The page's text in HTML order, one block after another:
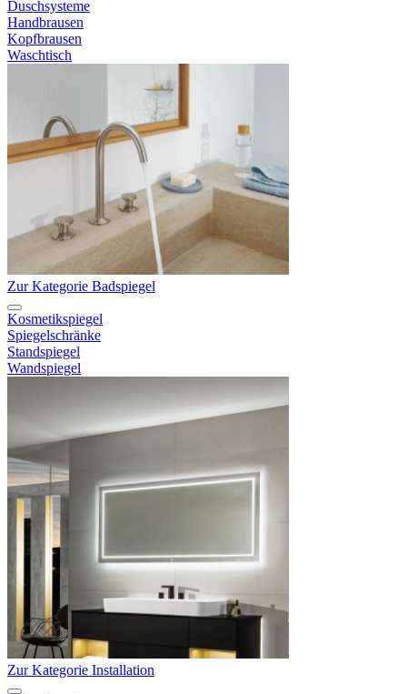
Duschsysteme
Handbrausen
Kopfbrausen
Waschtisch
Zur Kategorie Badspiegel
Kosmetikspiegel
Spiegelschränke
Standspiegel
Wandspiegel
Zur Kategorie Installation